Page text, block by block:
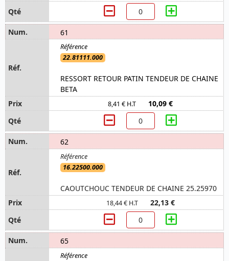
61
22.81111.000
RESSORT RETOUR PATIN TENDEUR DE CHAINE
BETA
8,41 € H.T 10,09 €
62
16.22500.000
CAOUTCHOUC TENDEUR DE CHAINE 25.25970
18,44 € H.T 22,13 €
65